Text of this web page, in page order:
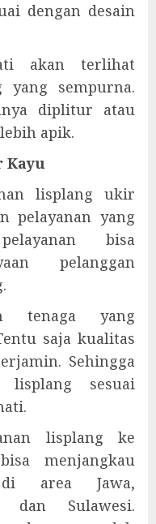
dengan desain
akan terlihat
sempurna.
diplitur atau
apik.
Kayu
lisplang ukir
pelayanan yang
bisa
pelanggan
tenaga yang
saja kualitas
Sehingga
lisplang sesuai
lisplang ke
menjangkau
area Jawa,
dan Sulawesi.